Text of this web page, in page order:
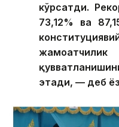
кўрсатди.
73,12% ва
этади, — деб